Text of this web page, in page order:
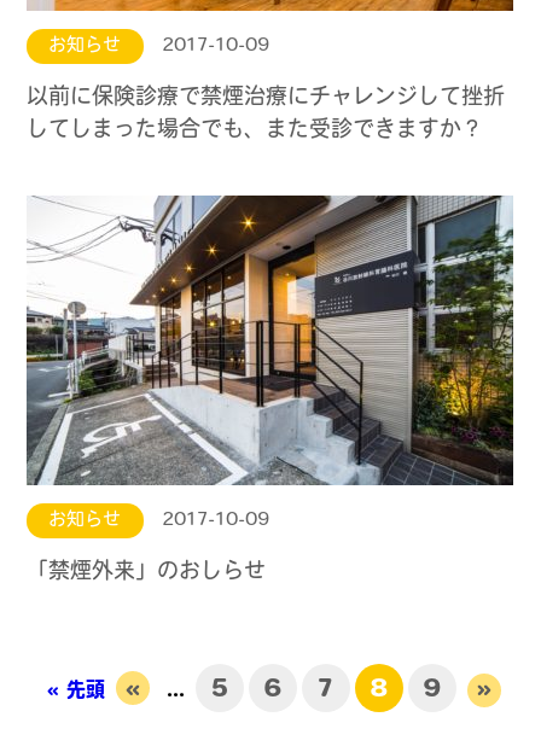
お知らせ 2017-10-09
以前に保険診療で禁煙治療にチャレンジして挫折
してしまった場合でも、また受診できますか？
お知らせ 2017-10-09
「禁煙外来」のおしらせ
« 先頭 « ... 5 6 7 8 9 »